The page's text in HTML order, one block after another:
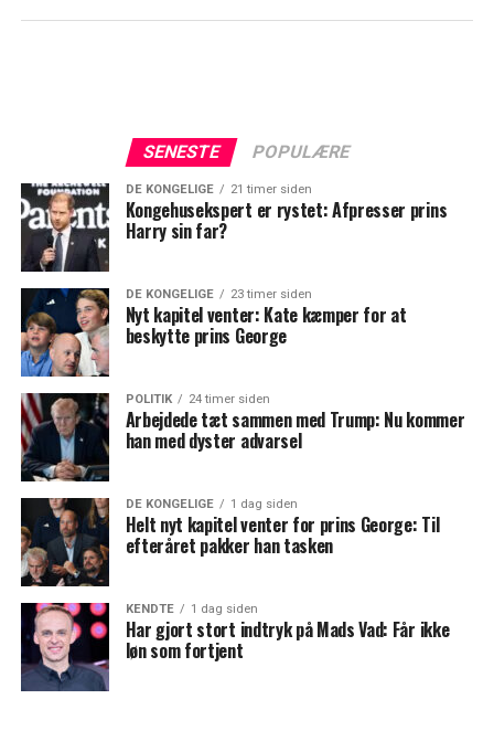
SENESTE POPULÆRE
DE KONGELIGE 21 timer siden
Kongehusekspert er rystet: Afpresser prins
Harry sin far?
DE KONGELIGE 23 timer siden
Nyt kapitel venter: Kate kæmper for at
beskytte prins George
POLITIK 24 timer siden
Arbejdede tæt sammen med Trump: Nu kommer
han med dyster advarsel
DE KONGELIGE 1 dag siden
Helt nyt kapitel venter for prins George: Til
efteråret pakker han tasken
KENDTE 1 dag siden
Har gjort stort indtryk på Mads Vad: Får ikke
løn som fortjent